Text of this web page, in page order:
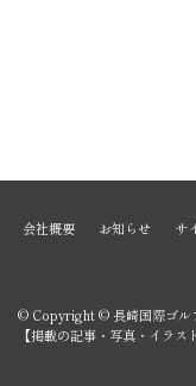
会社概要 お知らせ サ
© Copyright © 長崎国際ゴル
【掲載の記事・写真・イラス